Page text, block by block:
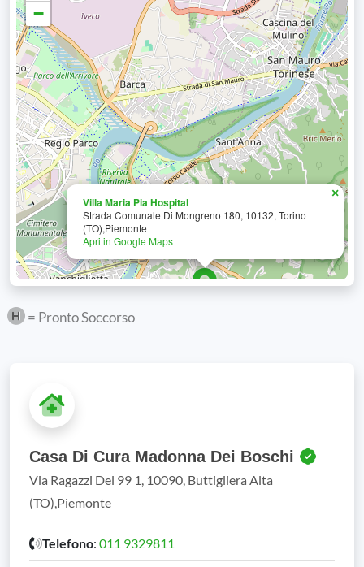
Villa Maria Pia Hospital
Strada Comunale Di Mongreno 180, 10132, Torino
(TO),Piemonte
Apri in Google Maps
×
−
= Pronto Soccorso
Casa Di Cura Madonna Dei Boschi
Via Ragazzi Del 99 1, 10090, Buttigliera Alta
(TO),Piemonte
Telefono: 011 9329811